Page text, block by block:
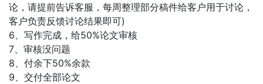
论，请提前告诉客服，每周整理部分稿件给客户用于讨论，
客户负责反馈讨论结果即可)
6、写作完成，给50%论文审核
7、审核没问题
8、付余下50%余款
9、交付全部论文